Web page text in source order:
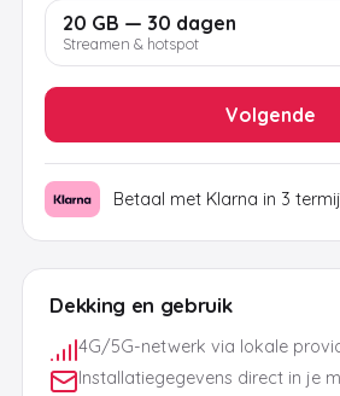
Dekking en gebruik
4G/5G-netwerk via lokale
Installatiegegevens direct in je
20 GB — 30 dagen
Streamen & hotspot
Volgende
Betaal met Klarna in 3